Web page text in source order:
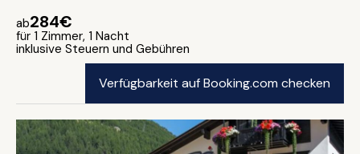
ab284€
für 1 Zimmer, 1 Nacht
inklusive Steuern und Gebühren
Verfügbarkeit auf Booking.com checken